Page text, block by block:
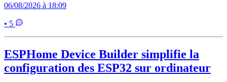
06/08/2026 à 18:09
• 5
ESPHome Device Builder simplifie la
configuration des ESP32 sur ordinateur